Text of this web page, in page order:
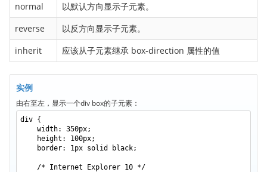
background-size
border
border-bottom
border-bottom-color
border-bottom-left-radius
border-bottom-right-radius
border-bottom-style
border-bottom-width
border-collapse
border-color
normal
以默认方向显示子元素。
reverse
以反方向显示子元素。
inherit
应该从子元素继承 box-direction 属性的值
实例
由右至左，显示一个div box的子元素：
div {
width: 350px;
height: 100px;
border: 1px solid black;
/* Internet Explorer 10 */